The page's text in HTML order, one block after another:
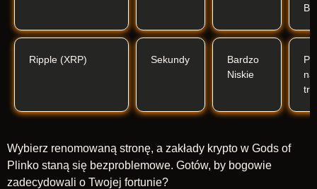
Ripple (XRP) Sekundy
Bardzo
Niskie
Wybierz renomowaną stronę, a zakłady krypto w Gods of
Plinko staną się bezproblemowe. Gotów, by bogowie
zadecydowali o Twojej fortunie?